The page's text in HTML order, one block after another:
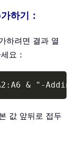
하기：
하려면 결과 열
요：
& "-
Copy
값 앞뒤로 접두